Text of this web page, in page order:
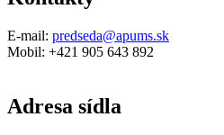
E-mail: predseda@apums.sk
Mobil: +421 905 643 892
Adresa sídla